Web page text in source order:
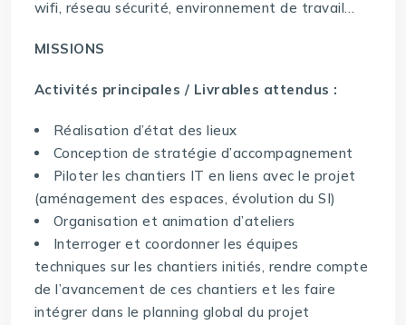
wifi, réseau sécurité, environnement de travail…
MISSIONS
Activités principales / Livrables attendus :
Réalisation d’état des lieux
Conception de stratégie d’accompagnement
Piloter les chantiers IT en liens avec le projet
(aménagement des espaces, évolution du SI)
Organisation et animation d’ateliers
Interroger et coordonner les équipes
techniques sur les chantiers initiés, rendre compte
de l’avancement de ces chantiers et les faire
intégrer dans le planning global du projet